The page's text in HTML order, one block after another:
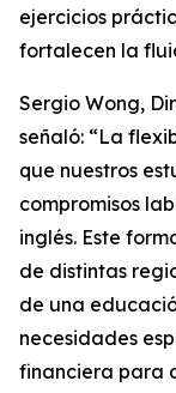
ejercicios
fortalecen la
Sergio Wong,
señaló: “La
que nuestros
compromisos
inglés. Este
de distintas
de una
necesidades
financiera para